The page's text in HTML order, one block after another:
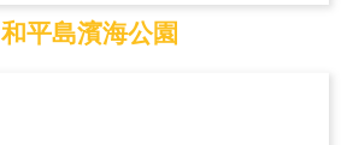
和平島濱海公園